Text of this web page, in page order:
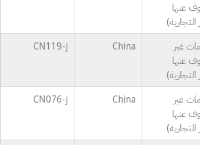
عنها
التجارية)
غير
عنها
التجارية)
China
CN119-j
غير
عنها
التجارية)
China
CN076-j